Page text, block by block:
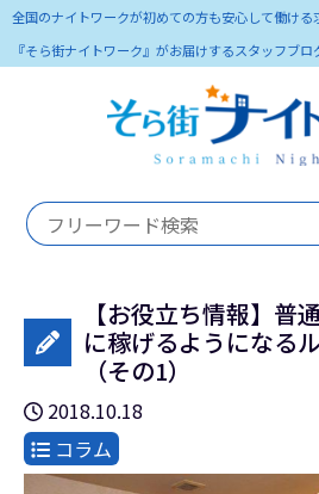
全国のナイトワークが初めての方も安心して働ける
『そら街ナイトワーク』がお届けするスタッフブロ
【お役立ち情報】普
に稼げるようになる
（その1）
2018.10.18
コラム